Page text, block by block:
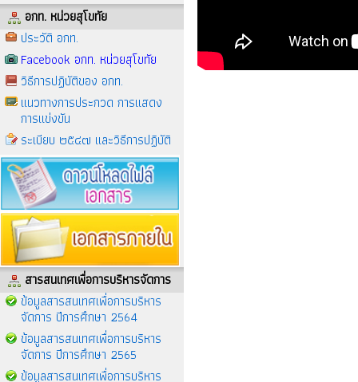
อกท. หน่วยสุโขทัย
ประวัติ อกท.
Facebook อกท. หน่วยสุโขทัย
วิธีการปฏิบัติของ อกท.
แนวทางการประกวด การแสดง
การแข่งขัน
ระเบียบ ๒๕๔๗ และวิธีการปฏิบัติ
สารสนเทศเพื่อการบริหารจัดการ
ข้อมูลสารสนเทศเพื่อการบริหาร
จัดการ ปีการศึกษา 2564
ข้อมูลสารสนเทศเพื่อการบริหาร
จัดการ ปีการศึกษา 2565
ข้อมูลสารสนเทศเพื่อการบริหาร